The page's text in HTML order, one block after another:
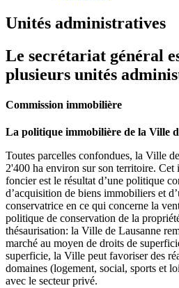
Unités administratives
Le secrétariat général
plusieurs unités
Commission immobilière
La politique immobilière de la Ville
Toutes parcelles confondues, la Ville
2'400 ha environ sur son territoire.
foncier est le résultat d’une politique
d’acquisition de biens immobiliers et
conservatrice en ce qui concerne la
politique de conservation de la
thésaurisation: la Ville de Lausanne
marché au moyen de droits de
superficie, la Ville peut favoriser des
domaines (logement, social, sports et
avec le secteur privé.